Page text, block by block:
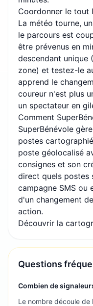
Coordonner le tout
La météo tourne,
le parcours est
être prévenus en
descendant unique
zone) et testez-le
apprend le
coureur n'est plus
un spectateur en
Comment
SuperBénévole
postes
poste géolocalisé
consignes et son
direct quels postes
campagne SMS ou
d'un changement
action.
Découvrir la
Questions
Combien de
Le nombre découle